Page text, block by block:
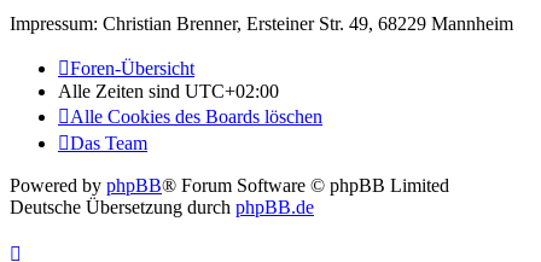
Impressum: Christian Brenner, Ersteiner Str. 49, 68229 Mannheim
Foren-Übersicht
Alle Zeiten sind UTC+02:00
Alle Cookies des Boards löschen
Das Team
Powered by phpBB® Forum Software © phpBB Limited
Deutsche Übersetzung durch phpBB.de